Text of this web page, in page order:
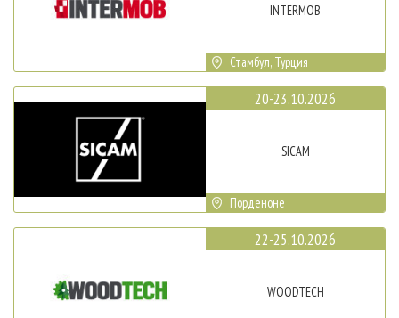
INTERMOB
Стамбул, Турция
20-23.10.2026
SICAM
Порденоне
22-25.10.2026
WOODTECH